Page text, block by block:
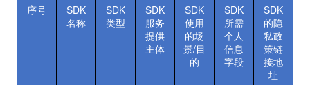
序号
SDK
名称
SDK
类型
SDK
服务
提供
主体
SDK
使用
的场
景/目
的
SDK
所需
个人
信息
字段
SDK
的隐
私政
策链
接地
址